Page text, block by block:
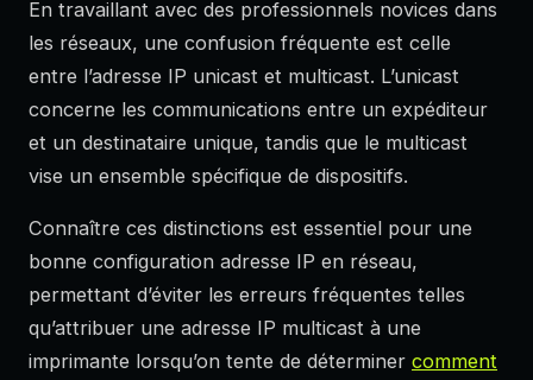
En travaillant avec des professionnels novices dans
les réseaux, une confusion fréquente est celle
entre l’adresse IP unicast et multicast. L’unicast
concerne les communications entre un expéditeur
et un destinataire unique, tandis que le multicast
vise un ensemble spécifique de dispositifs.
Connaître ces distinctions est essentiel pour une
bonne configuration adresse IP en réseau,
permettant d’éviter les erreurs fréquentes telles
qu’attribuer une adresse IP multicast à une
imprimante lorsqu’on tente de déterminer comment